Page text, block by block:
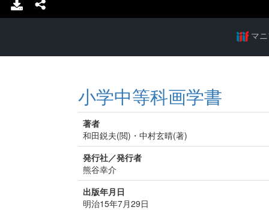
マ
小学中等科画学書
著者
和田鋭夫(閲)・中村玄晴(著)
発行社／発行者
熊谷幸介
出版年月日
明治15年7月29日